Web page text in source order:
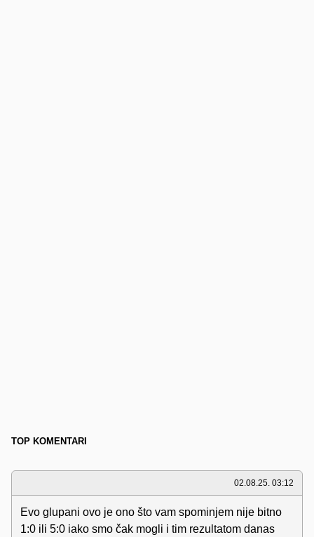
TOP KOMENTARI
02.08.25. 03:12
Evo glupani ovo je ono što vam spominjem nije bitno
1:0 ili 5:0 iako smo čak mogli i tim rezultatom danas